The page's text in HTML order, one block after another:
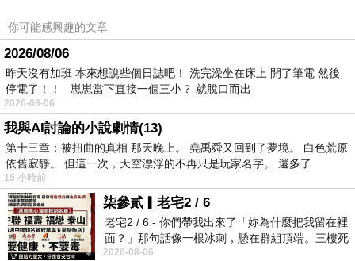
商品訊息描述:
【Minidesign】 八閃玉圖騰厚磅連帽外套(共五
色)
你可能感興趣的文章
2026/08/06
昨天沒有加班 本來想說些個日誌吧！ 洗完澡坐在床上 開了筆電 然後
停電了！！ 崽崽當下直接一個三小？ 就脫口而出
2026-08-06
我與AI討論的小說劇情(13)
第十三章：被扭曲的真相 那天晚上。 堯禹舜又回到了夢境。 白色荒原
依舊寂靜。 但這一次，天空漂浮的不再只是玩家名字。 還多了
15 小時前
柒參貳▎老宅2 / 6
老宅2 / 6 - 你們帶我出來了「妳為什麼把我留在裡
面？」那句話像一根冰刺，懸在群組頂端。三樓死
死盯著照片裡的人。那個人確實站在
2026-08-06